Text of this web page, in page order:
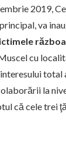
2019,
va
cu
total
la
că cele trei